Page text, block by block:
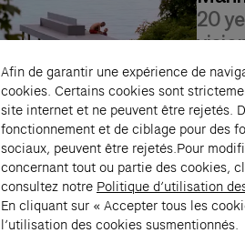
20
Paris
Afin de garantir une expérience de
cookies. Certains cookies sont
site internet et ne peuvent être rejetés.
fonctionnement et de ciblage pour des
sociaux, peuvent être rejetés.Pour
concernant tout ou partie des cookies,
consultez notre Politique d’utilisation
En cliquant sur « Accepter tous les
l’utilisation des cookies susmentionnés.